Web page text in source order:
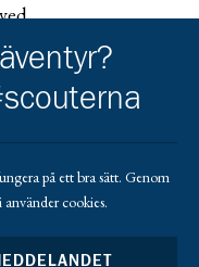
på ett bra sätt. Genom
cookies.